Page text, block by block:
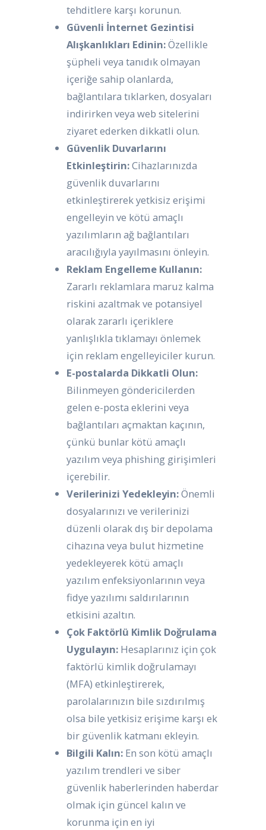
tehditlere karşı korunun.
Güvenli İnternet Gezintisi
Alışkanlıkları Edinin:Özellikle
şüpheli veya tanıdık olmayan
içeriğe sahip olanlarda,
bağlantılara tıklarken, dosyaları
indirirken veya web sitelerini
ziyaret ederken dikkatli olun.
Güvenlik Duvarlarını
Etkinleştirin:Cihazlarınızda
güvenlik duvarlarını
etkinleştirerek yetkisiz erişimi
engelleyin ve kötü amaçlı
yazılımların ağ bağlantıları
aracılığıyla yayılmasını önleyin.
Reklam Engelleme Kullanın:
Zararlı reklamlara maruz kalma
riskini azaltmak ve potansiyel
olarak zararlı içeriklere
yanlışlıkla tıklamayı önlemek
için reklam engelleyiciler kurun.
E-postalarda Dikkatli Olun:
Bilinmeyen göndericilerden
gelen e-posta eklerini veya
bağlantıları açmaktan kaçının,
çünkü bunlar kötü amaçlı
yazılım veya phishing girişimleri
içerebilir.
Verilerinizi Yedekleyin:Önemli
dosyalarınızı ve verilerinizi
düzenli olarak dış bir depolama
cihazına veya bulut hizmetine
yedekleyerek kötü amaçlı
yazılım enfeksiyonlarının veya
fidye yazılımı saldırılarının
etkisini azaltın.
Çok Faktörlü Kimlik Doğrulama
Uygulayın: Hesaplarınız için çok
faktörlü kimlik doğrulamayı
(MFA) etkinleştirerek,
parolalarınızın bile sızdırılmış
olsa bile yetkisiz erişime karşı ek
bir güvenlik katmanı ekleyin.
Bilgili Kalın: En son kötü amaçlı
yazılım trendleri ve siber
güvenlik haberlerinden haberdar
olmak için güncel kalın ve
korunma için en iyi